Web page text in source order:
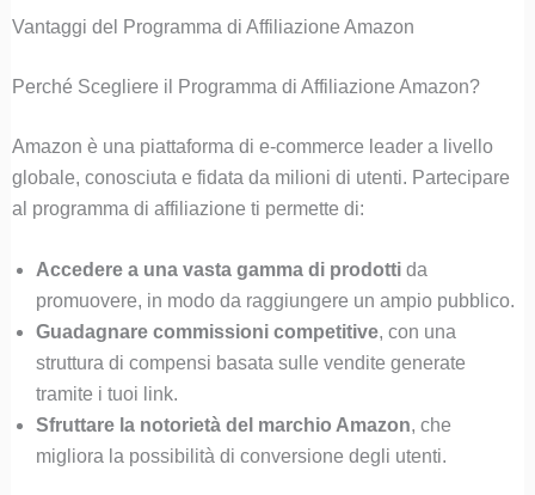
Vantaggi del Programma di Affiliazione Amazon
Perché Scegliere il Programma di Affiliazione Amazon?
Amazon è una piattaforma di e-commerce leader a livello
globale, conosciuta e fidata da milioni di utenti. Partecipare
al programma di affiliazione ti permette di:
Accedere a una vasta gamma di prodottida
promuovere, in modo da raggiungere un ampio pubblico.
Guadagnare commissioni competitive, con una
struttura di compensi basata sulle vendite generate
tramite i tuoi link.
Sfruttare la notorietà del marchio Amazon, che
migliora la possibilità di conversione degli utenti.